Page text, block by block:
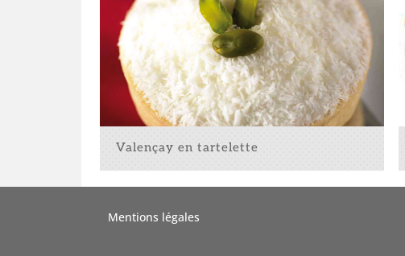
Valençay en tartelette
Mentions légales